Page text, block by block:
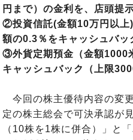
円まで）の金利を、店頭提
②投資信託(金額10万円以上
額の0.3％をキャッシュバッ
③外貨定期預金（金額1000
キャッシュバック（上限
今回の株主優待内容の変
定の株主総会で可決承認が
（10株を1株に併合）」と